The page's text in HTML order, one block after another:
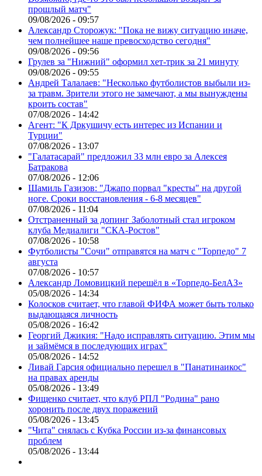
прошлый матч"
09/08/2026 - 09:57
Александр Сторожук: "Пока не вижу ситуацию иначе,
чем полнейшее наше превосходство сегодня"
09/08/2026 - 09:56
Грулев за "Нижний" оформил хет-трик за 21 минуту
09/08/2026 - 09:55
Андрей Талалаев: "Несколько футболистов выбыли из-
за травм. Зрители этого не замечают, а мы вынуждены
кроить состав"
07/08/2026 - 14:42
Агент: "К Дркушичу есть интерес из Испании и
Турции"
07/08/2026 - 13:07
"Галатасарай" предложил 33 млн евро за Алексея
Батракова
07/08/2026 - 12:06
Шамиль Газизов: "Джапо порвал "кресты" на другой
ноге. Сроки восстановления - 6-8 месяцев"
07/08/2026 - 11:04
Отстраненный за допинг Заболотный стал игроком
клуба Медиалиги "СКА-Ростов"
07/08/2026 - 10:58
Футболисты "Сочи" отправятся на матч с "Торпедо" 7
августа
07/08/2026 - 10:57
Александр Ломовицкий перешёл в «Торпедо-БелАЗ»
05/08/2026 - 14:34
Колосков считает, что главой ФИФА может быть только
выдающаяся личность
05/08/2026 - 16:42
Георгий Джикия: "Надо исправлять ситуацию. Этим мы
и займёмся в последующих играх"
05/08/2026 - 14:52
Ливай Гарсия официально перешел в "Панатинаикос"
на правах аренды
05/08/2026 - 13:49
Фищенко считает, что клуб РПЛ "Родина" рано
хоронить после двух поражений
05/08/2026 - 13:45
"Чита" снялась с Кубка России из-за финансовых
проблем
05/08/2026 - 13:44